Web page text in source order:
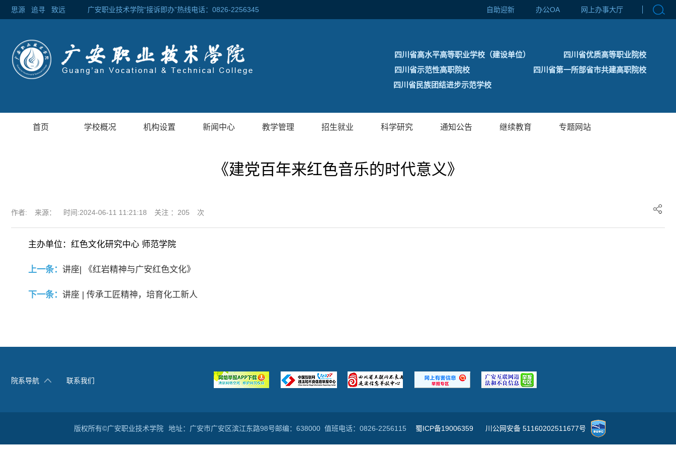
思源 追寻 致远 广安职业技术学院“接诉即办”热线电话：0826-2256345 自助迎新 办公OA 网上办事大厅
四川省高水平高等职业学校（建设单位）
四川省优质高等职业院校
四川省示范性高职院校
四川省第一所部省市共建高职院校
四川省民族团结进步示范学校
首页 学校概况 机构设置 新闻中心 教学管理 招生就业 科学研究 通知公告 继续教育 专题网站
《建党百年来红色音乐的时代意义》
作者: 来源： 时间:2024-06-11 11:21:18 关注 ： 205 次
主办单位：红色文化研究中心 师范学院
上一条： 讲座| 《红岩精神与广安红色文化》
下一条： 讲座 | 传承工匠精神，培育化工新人
院系导航 联系我们
版权所有©广安职业技术学院 地址：广安市广安区滨江东路98号邮编：638000 值班电话：0826-2256115 蜀ICP备19006359 川公网安备 51160202511677号